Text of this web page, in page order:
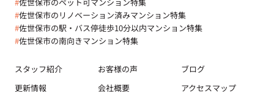
#佐世保市のリノベーション済みマンション特集
#佐世保市の駅・バス停徒歩10分以内マンション特集
#佐世保市の南向きマンション特集
スタッフ紹介 お客様の声
ブログ
更新情報
会社概要 アクセスマップ